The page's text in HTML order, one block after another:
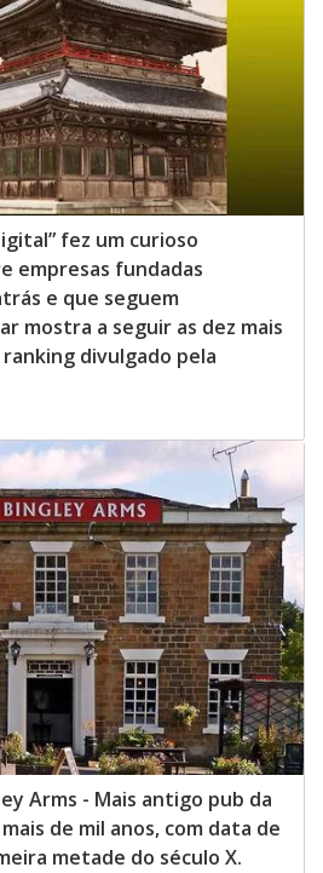
fez um curioso
empresas fundadas
e que seguem
mostra a seguir as dez mais
divulgado pela
Arms - Mais antigo pub da
de mil anos, com data de
metade do século X.